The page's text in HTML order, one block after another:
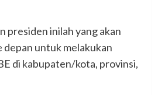
presiden inilah yang akan
depan untuk melakukan
di kabupaten/kota, provinsi,